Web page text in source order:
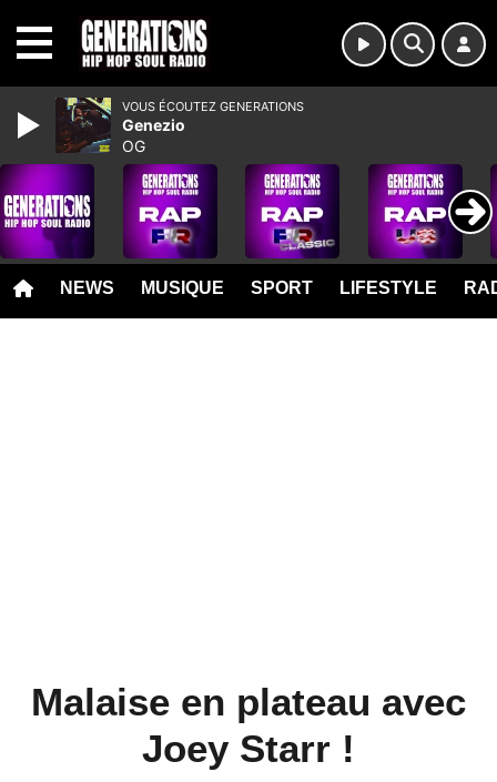
NEWS MUSIQUE SPORT LIFESTYLE
Malaise en plateau avec
Joey Starr !
VOUS ÉCOUTEZ GENERATIONS
Genezio
OG